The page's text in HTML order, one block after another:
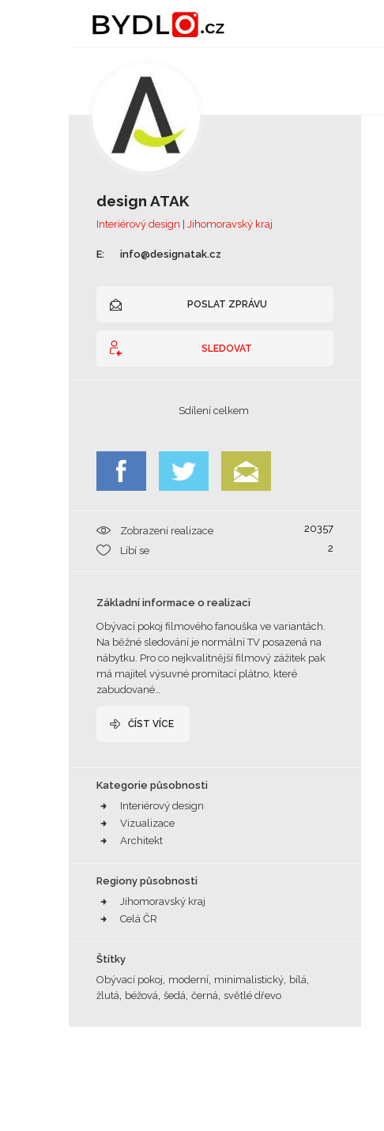
design ATAK
Interiérový design | Jihomoravský kraj
E: info@designatak.cz
POSLAT ZPRÁVU
SLEDOVAT
Sdílení celkem
Zobrazení realizace
20357
Líbí se
2
Základní informace o realizaci
Obývací pokoj filmového fanouška ve variantách.
Na běžné sledování je normální TV posazená na
nábytku. Pro co nejkvalitnější filmový zážitek pak
má majitel výsuvné promítací plátno, které
zabudované…
ČÍST VÍCE
Kategorie působnosti
Interiérový design
Vizualizace
Architekt
Regiony působnosti
Jihomoravský kraj
Celá ČR
Štítky
Obývací pokoj moderní minimalistický bílá
žlutá béžová šedá černá světlé dřevo